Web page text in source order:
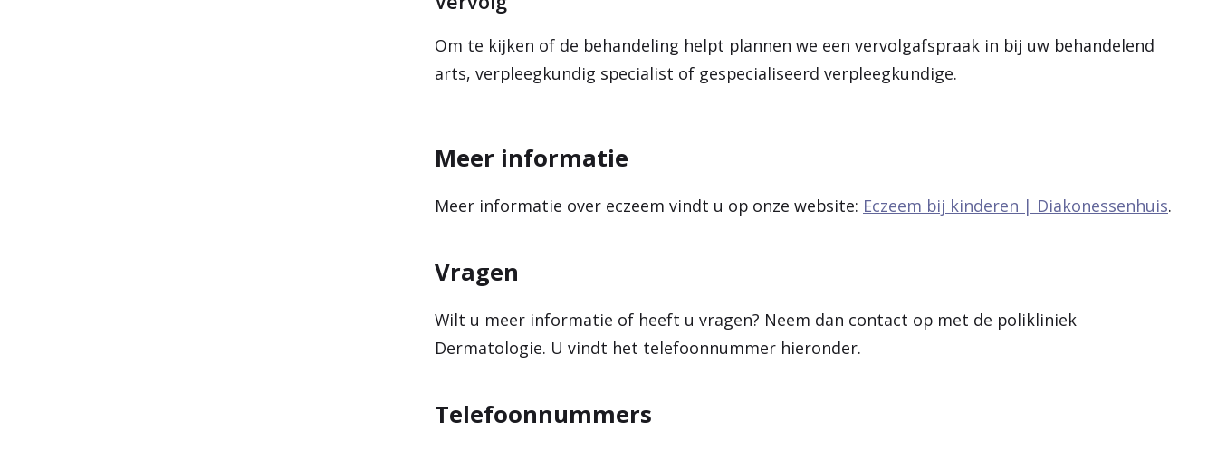
Om te kijken of de behandeling helpt plannen we een vervolgafspraak in bij uw behandelend
arts, verpleegkundig specialist of gespecialiseerd verpleegkundige.
Meer informatie
Meer informatie over eczeem vindt u op onze website: Eczeem bij kinderen | Diakonessenhuis.
Vragen
Wilt u meer informatie of heeft u vragen? Neem dan contact op met de polikliniek
Dermatologie. U vindt het telefoonnummer hieronder.
Telefoonnummers